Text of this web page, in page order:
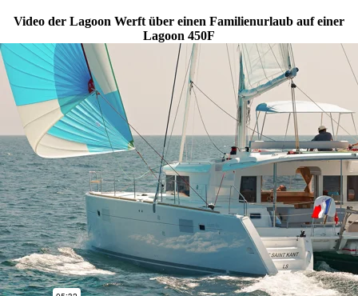
Video der Lagoon Werft über einen Familienurlaub auf einer
Lagoon 450F